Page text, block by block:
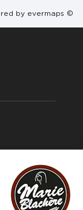
by evermaps ©
?